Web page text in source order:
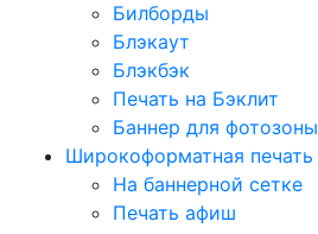
Билборды
Блэкаут
Блэкбэк
Печать на Бэклит
Баннер для фотозоны
Широкоформатная печать
На баннерной сетке
Печать афиш